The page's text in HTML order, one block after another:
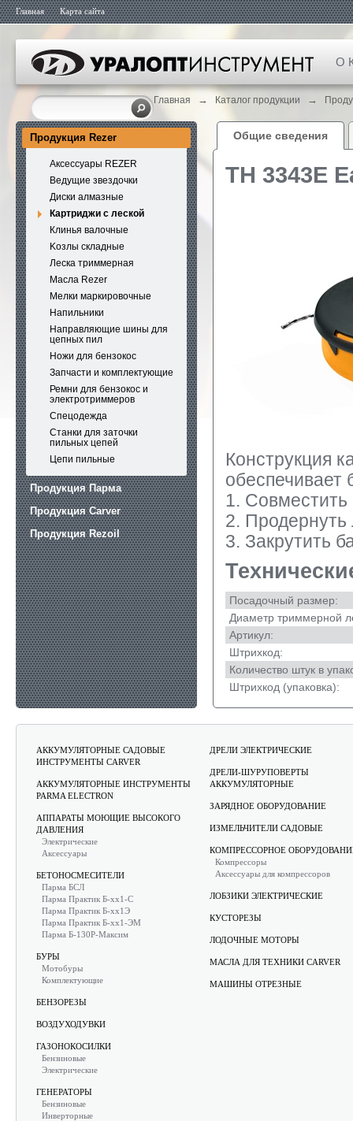
Главная Карта сайта
О
Главная → Каталог продукции →
Продукция Rezer
Аксессуары REZER
Ведущие звездочки
Диски алмазные
Картриджи с леской
Клинья валочные
Kозлы складные
Леска триммерная
Масла Rezer
Мелки маркировочные
Напильники
Направляющие шины для
цепных пил
Ножи для бензокос
Запчасти и комплектующие
Ремни для бензокос и
электротриммеров
Спецодежда
Станки для заточки
пильных цепей
Цепи пильные
Продукция Парма
Продукция Carver
Продукция Rezoil
Общие сведения
ТН 3343E
Конструкция
обеспечивает
1. Совместить
2. Продернуть
3. Закрутить
Посадочный размер:
Диаметр триммерной
Артикул:
Штрихкод:
Количество штук в
Штрихкод (упаковка):
АККУМУЛЯТОРНЫЕ САДОВЫЕ
ИНСТРУМЕНТЫ CARVER
АККУМУЛЯТОРНЫЕ ИНСТРУМЕНТЫ
PARMA ELECTRON
АППАРАТЫ МОЮЩИЕ ВЫСОКОГО
ДАВЛЕНИЯ
Электрические
Аксессуары
БЕТОНОСМЕСИТЕЛИ
Парма БСЛ
Парма Практик Б-хх1-С
Парма Практик Б-хх1Э
Парма Практик Б-хх1-ЭМ
Парма Б-130Р-Максим
БУРЫ
Мотобуры
Комплектующие
БЕНЗОРЕЗЫ
ВОЗДУХОДУВКИ
ГАЗОНОКОСИЛКИ
Бензиновые
Электрические
ГЕНЕРАТОРЫ
Бензиновые
Инверторные
ДРЕЛИ ЭЛЕКТРИЧЕСКИЕ
ДРЕЛИ-ШУРУПОВЕРТЫ
АККУМУЛЯТОРНЫЕ
ЗАРЯДНОЕ ОБОРУДОВАНИЕ
ИЗМЕЛЬЧИТЕЛИ САДОВЫЕ
КОМПРЕССОРНОЕ
Компрессоры
Аксессуары для компрессоров
ЛОБЗИКИ ЭЛЕКТРИЧЕСКИЕ
КУСТОРЕЗЫ
ЛОДОЧНЫЕ МОТОРЫ
МАСЛА ДЛЯ ТЕХНИКИ CARVER
МАШИНЫ ОТРЕЗНЫЕ